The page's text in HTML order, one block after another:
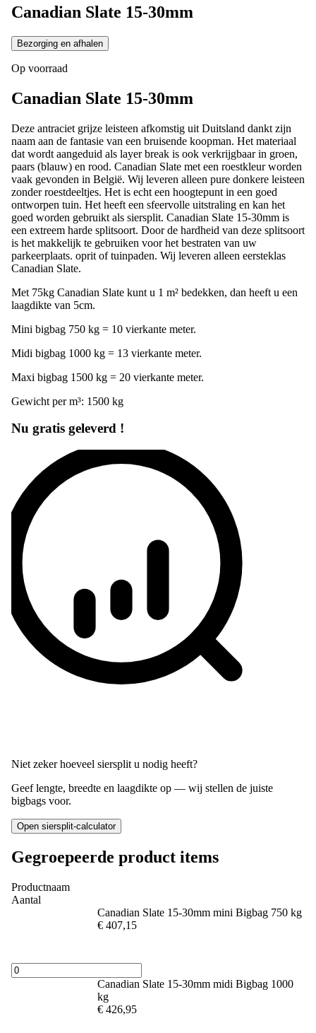
Canadian Slate 15-30mm
Bezorging en afhalen
Op voorraad
Canadian Slate 15-30mm
Deze antraciet grijze leisteen afkomstig uit Duitsland dankt zijn
naam aan de fantasie van een bruisende koopman. Het materiaal
dat wordt aangeduid als layer break is ook verkrijgbaar in groen,
paars (blauw) en rood. Canadian Slate met een roestkleur worden
vaak gevonden in België. Wij leveren alleen pure donkere leisteen
zonder roestdeeltjes. Het is echt een hoogtepunt in een goed
ontworpen tuin. Het heeft een sfeervolle uitstraling en kan het
goed worden gebruikt als siersplit. Canadian Slate 15-30mm is
een extreem harde splitsoort. Door de hardheid van deze splitsoort
is het makkelijk te gebruiken voor het bestraten van uw
parkeerplaats. oprit of tuinpaden. Wij leveren alleen eersteklas
Canadian Slate.
Met 75kg Canadian Slate kunt u 1 m² bedekken, dan heeft u een
laagdikte van 5cm.
Mini bigbag 750 kg = 10 vierkante meter.
Midi bigbag 1000 kg = 13 vierkante meter.
Maxi bigbag 1500 kg = 20 vierkante meter.
Gewicht per m³: 1500 kg
Nu gratis geleverd !
Niet zeker hoeveel siersplit u nodig heeft?
Geef lengte, breedte en laagdikte op — wij stellen de juiste
bigbags voor.
Open siersplit-calculator
Gegroepeerde product items
Productnaam
Aantal
Canadian Slate 15-30mm mini Bigbag 750 kg
€ 407,15
Canadian Slate 15-30mm midi Bigbag 1000
kg
€ 426,95